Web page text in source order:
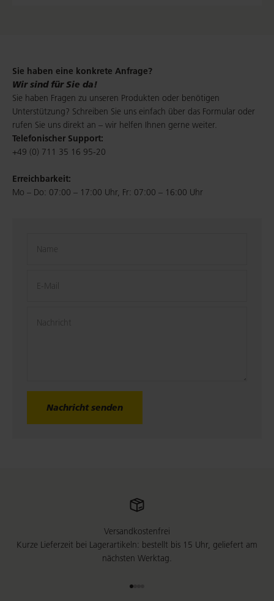
Sie haben eine konkrete Anfrage?
Wir sind für Sie da!
Sie haben Fragen zu unseren Produkten oder benötigen
Unterstützung? Schreiben Sie uns einfach über das Formular oder
rufen Sie uns direkt an – wir helfen Ihnen gerne weiter.
Telefonischer Support:
+49 (0) 711 35 16 95-20
Erreichbarkeit:
Mo – Do: 07:00 – 17:00 Uhr, Fr: 07:00 – 16:00 Uhr
Name
E-Mail
Nachricht
Nachricht senden
Versandkostenfrei
Kurze Lieferzeit bei Lagerartikeln: bestellt bis 15 Uhr, geliefert am
nächsten Werktag.